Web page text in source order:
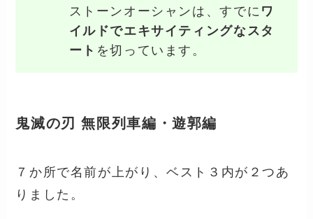
ストーンオーシャンは、すでに ワ
イルドでエキサイティングなスタ
ート を切っています。
鬼滅の刃 無限列車編・遊郭編
７か所で名前が上がり、ベスト３内が２つあ
りました。